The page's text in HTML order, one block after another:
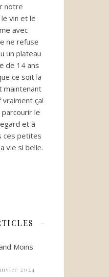
notre
vin et le
avec
ne refuse
un plateau
de 14 ans
ce soit la
maintenant
vraiment ça!
le
et à
ces petites
vie si belle.
Moins
2024